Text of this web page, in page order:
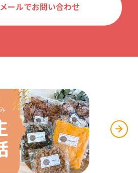
メールでお問い合わせ